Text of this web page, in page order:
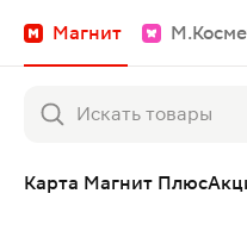
Магнит
Карта Магнит Плюс